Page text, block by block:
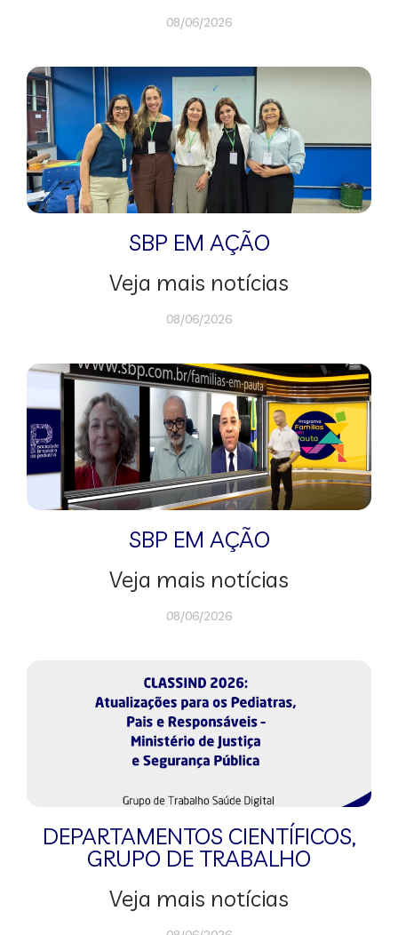
08/06/2026
SBP EM AÇÃO
Veja mais notícias
08/06/2026
SBP EM AÇÃO
Veja mais notícias
08/06/2026
DEPARTAMENTOS CIENTÍFICOS,
GRUPO DE TRABALHO
Veja mais notícias